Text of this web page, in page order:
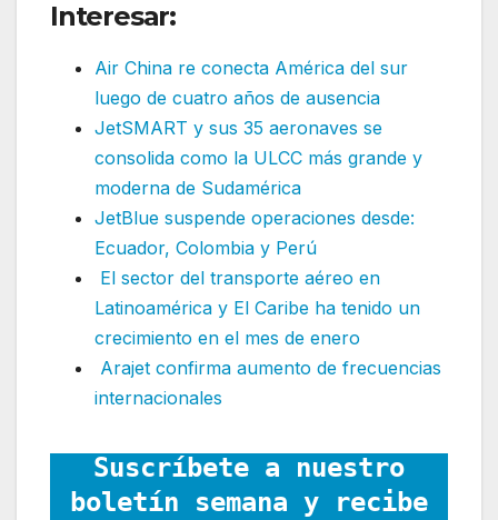
Interesar:
Air China re conecta América del sur
luego de cuatro años de ausencia
JetSMART y sus 35 aeronaves se
consolida como la ULCC más grande y
moderna de Sudamérica
JetBlue suspende operaciones desde:
Ecuador, Colombia y Perú
El sector del transporte aéreo en
Latinoamérica y El Caribe ha tenido un
crecimiento en el mes de enero
Arajet confirma aumento de frecuencias
internacionales
Suscríbete a nuestro
boletín semana y recibe